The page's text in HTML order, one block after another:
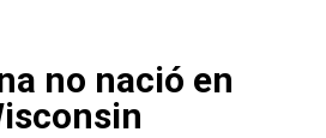
no nació en